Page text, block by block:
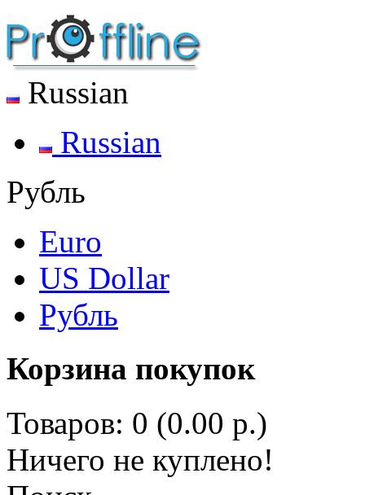
Russian
Russian
Рубль
Euro
US Dollar
Рубль
Корзина покупок
Товаров: 0 (0.00 р.)
Ничего не куплено!